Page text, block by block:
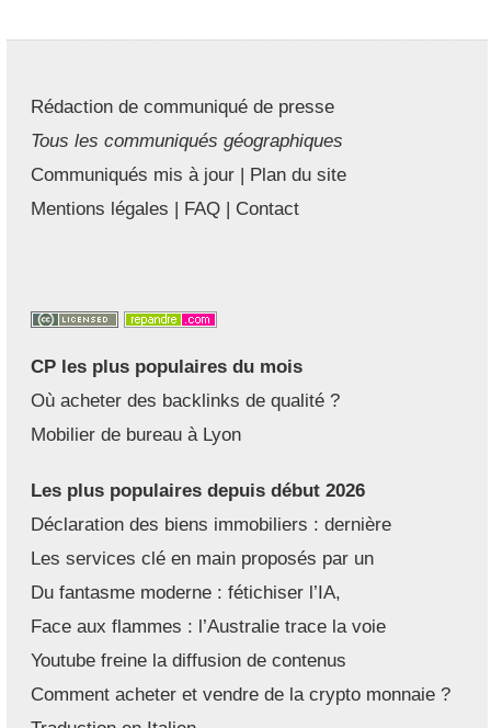
Rédaction de communiqué de presse
Tous les communiqués géographiques
Communiqués mis à jour | Plan du site
Mentions légales | FAQ | Contact
CP les plus populaires du mois
Où acheter des backlinks de qualité ?
Mobilier de bureau à Lyon
Les plus populaires depuis début 2026
Déclaration des biens immobiliers : dernière
Les services clé en main proposés par un
Du fantasme moderne : fétichiser l’IA,
Face aux flammes : l’Australie trace la voie
Youtube freine la diffusion de contenus
Comment acheter et vendre de la crypto monnaie ?